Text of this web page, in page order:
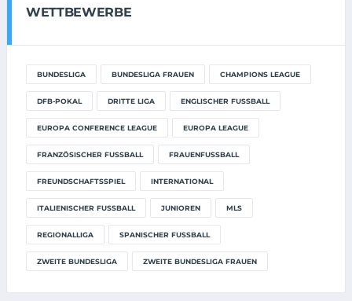
WETTBEWERBE
BUNDESLIGA BUNDESLIGA FRAUEN CHAMPIONS LEAGUE
DFB-POKAL DRITTE LIGA ENGLISCHER FUSSBALL
EUROPA CONFERENCE LEAGUE EUROPA LEAGUE
FRANZÖSISCHER FUSSBALL FRAUENFUSSBALL
FREUNDSCHAFTSSPIEL INTERNATIONAL
ITALIENISCHER FUSSBALL JUNIOREN MLS
REGIONALLIGA SPANISCHER FUSSBALL
ZWEITE BUNDESLIGA ZWEITE BUNDESLIGA FRAUEN